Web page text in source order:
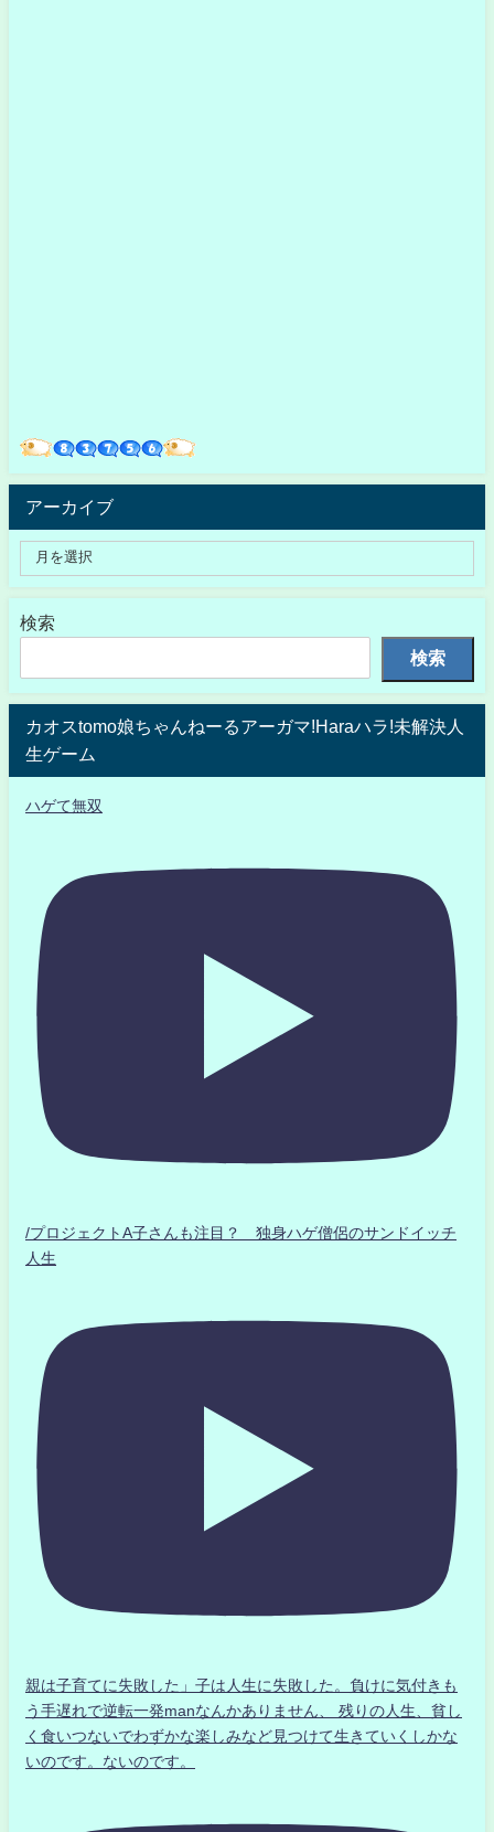
アーカイブ
検索
検索
カオスtomo娘ちゃんねーるアーガマ!Haraハラ!未解決人
生ゲーム
ハゲて無双
/プロジェクトA子さんも注目？ 独身ハゲ僧侶のサンドイッチ
人生
親は子育てに失敗した」子は人生に失敗した。負けに気付きも
う手遅れで逆転一発manなんかありません、 残りの人生、貧し
く食いつないでわずかな楽しみなど見つけて生きていくしかな
いのです。ないのです。